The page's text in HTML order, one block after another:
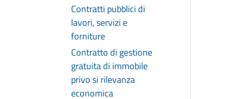
Contratti pubblici di
lavori, servizi e
forniture
Contratto di gestione
gratuita di immobile
privo si rilevanza
economica